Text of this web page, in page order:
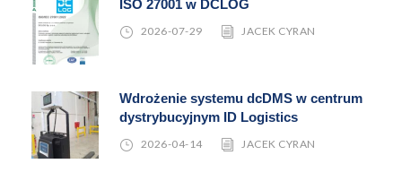
ISO 27001 w DCLOG
2026-07-29 JACEK CYRAN
Wdrożenie systemu dcDMS w centrum
dystrybucyjnym ID Logistics
2026-04-14 JACEK CYRAN